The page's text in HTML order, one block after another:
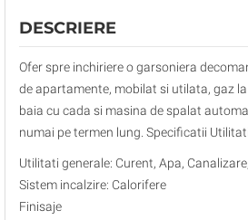
DESCRIERE
Ofer spre inchiriere o garsoniera
de apartamente, mobilat si utilata, gaz la
baia cu cada si masina de spalat
numai pe termen lung. Specificatii Utilitati
Utilitati generale: Curent, Apa,
Sistem incalzire: Calorifere
Finisaje